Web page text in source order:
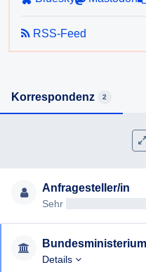
elektronischer Form.
RSS-Feed
Korrespondenz 2
Anfragesteller/in
Sehr
Details